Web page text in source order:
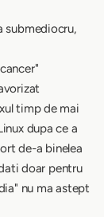
submediocru,
timp de mai
dupa ce a
de-a binelea
doar pentru
nu ma astept